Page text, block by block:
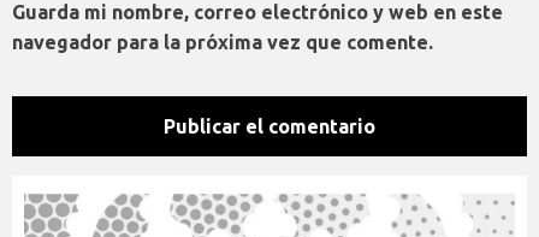
Guarda mi nombre, correo electrónico y web en este
navegador para la próxima vez que comente.